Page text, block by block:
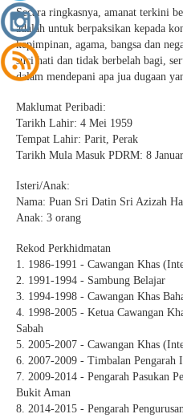
Secara ringkasnya, amanat terkini
adalah untuk berpaksikan kepada
kepimpinan, agama, bangsa dan
suci hati dan tidak berbelah bagi,
dalam mendepani apa jua dugaan
Maklumat Peribadi:
Tarikh Lahir: 4 Mei 1959
Tempat Lahir: Parit, Perak
Tarikh Mula Masuk PDRM: 8
Isteri/Anak:
Nama: Puan Sri Datin Sri Azizah
Anak: 3 orang
Rekod Perkhidmatan
1. 1986-1991 - Cawangan Khas
2. 1991-1994 - Sambung Belajar
3. 1994-1998 - Cawangan Khas
4. 1998-2005 - Ketua Cawangan
Sabah
5. 2005-2007 - Cawangan Khas
6. 2007-2009 - Timbalan Pengarah
7. 2009-2014 - Pengarah Pasukan
Bukit Aman
8. 2014-2015 - Pengarah